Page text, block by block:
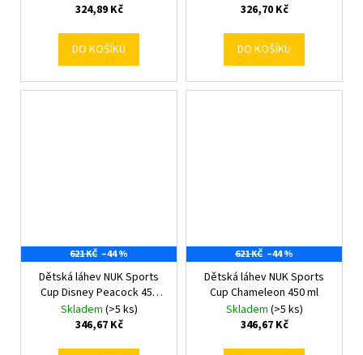
324,89 Kč
DO KOŠÍKU
326,70 Kč
DO KOŠÍKU
621 KČ –44 %
Dětská láhev NUK Sports
Cup Disney Peacock 450
ml
Skladem (>5 ks)
346,67 Kč
621 KČ –44 %
Dětská láhev NUK Sports
Cup Chameleon 450 ml
Skladem (>5 ks)
346,67 Kč